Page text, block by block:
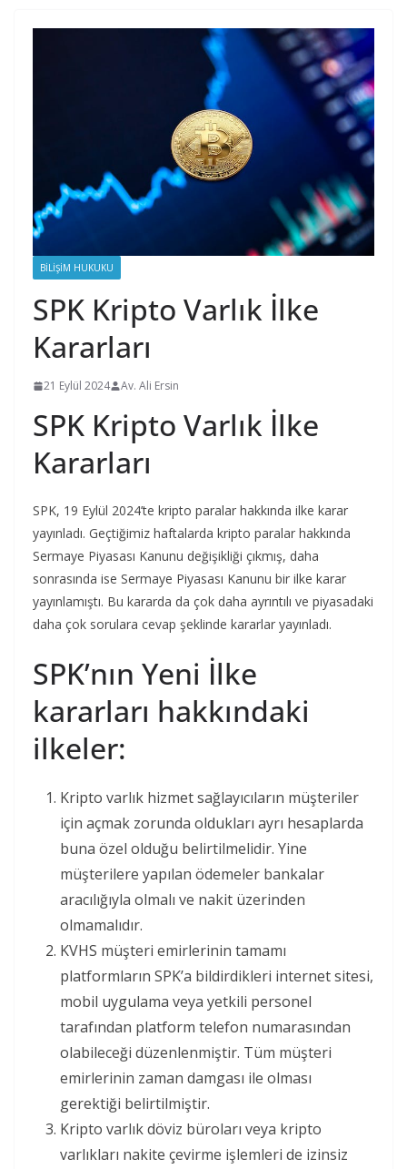
BILIŞIM HUKUKU
SPK Kripto Varlık İlke
Kararları
21 Eylül 2024 Av. Ali Ersin
SPK Kripto Varlık İlke
Kararları
SPK, 19 Eylül 2024’te kripto paralar hakkında ilke karar
yayınladı. Geçtiğimiz haftalarda kripto paralar hakkında
Sermaye Piyasası Kanunu değişikliği çıkmış, daha
sonrasında ise Sermaye Piyasası Kanunu bir ilke karar
yayınlamıştı. Bu kararda da çok daha ayrıntılı ve piyasadaki
daha çok sorulara cevap şeklinde kararlar yayınladı.
SPK’nın Yeni İlke
kararları hakkındaki
ilkeler:
Kripto varlık hizmet sağlayıcıların müşteriler
için açmak zorunda oldukları ayrı hesaplarda
buna özel olduğu belirtilmelidir. Yine
müşterilere yapılan ödemeler bankalar
aracılığıyla olmalı ve nakit üzerinden
olmamalıdır.
KVHS müşteri emirlerinin tamamı
platformların SPK’a bildirdikleri internet sitesi,
mobil uygulama veya yetkili personel
tarafından platform telefon numarasından
olabileceği düzenlenmiştir. Tüm müşteri
emirlerinin zaman damgası ile olması
gerektiği belirtilmiştir.
Kripto varlık döviz büroları veya kripto
varlıkları nakite çevirme işlemleri de izinsiz